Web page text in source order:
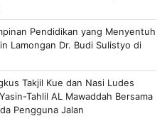
Pendidikan yang Menyentuh
Lamongan Dr. Budi Sulistyo di
Takjil Kue dan Nasi Ludes
Tahlil AL Mawaddah Bersama
Pengguna Jalan